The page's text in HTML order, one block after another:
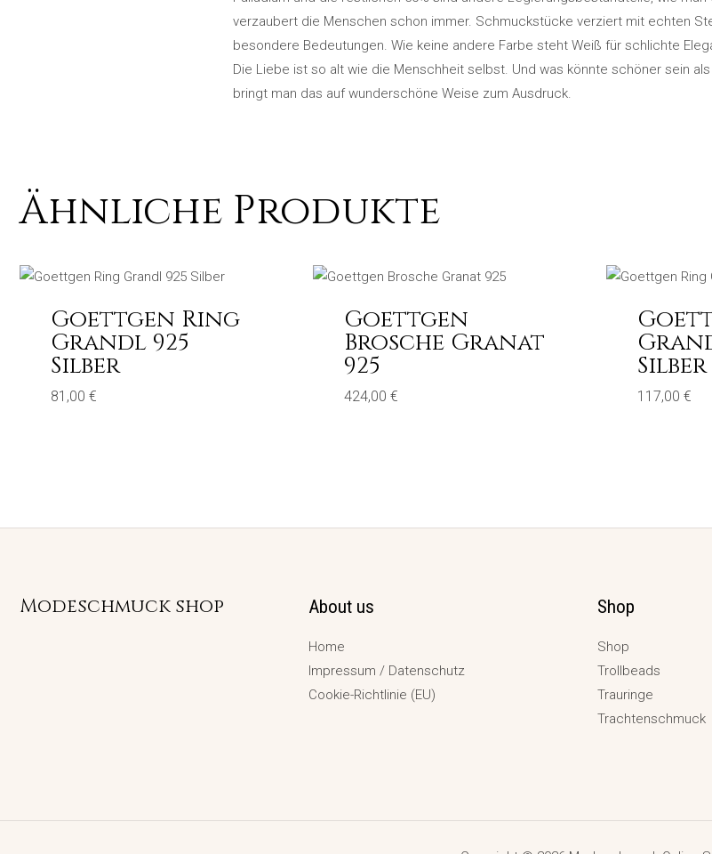
verzaubert die Menschen schon immer. Schmuckstücke verziert mit echten
besondere Bedeutungen. Wie keine andere Farbe steht Weiß für schlichte
Die Liebe ist so alt wie die Menschheit selbst. Und was könnte schöner sein
bringt man das auf wunderschöne Weise zum Ausdruck.
Ähnliche Produkte
Goettgen Ring
Grandl 925
Silber
81,00 €
Goettgen
Brosche Granat
925
424,00 €
Silber
117,00 €
Modeschmuck shop About us
Home
Impressum / Datenschutz
Cookie-Richtlinie (EU)
Shop
Shop
Trollbeads
Trauringe
Trachtenschmuck